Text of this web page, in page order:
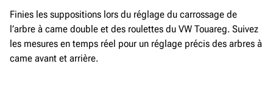
Finies les suppositions lors du réglage du carrossage de
l’arbre à came double et des roulettes du VW Touareg. Suivez
les mesures en temps réel pour un réglage précis des arbres à
came avant et arrière.